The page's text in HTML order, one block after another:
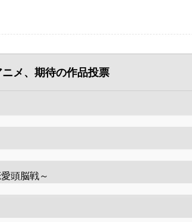
メ、期待の作品投票
頭脳戦～